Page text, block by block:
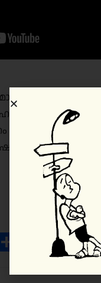
സാമൂഹിക
ആണിനും
ൻ്റെ
Share